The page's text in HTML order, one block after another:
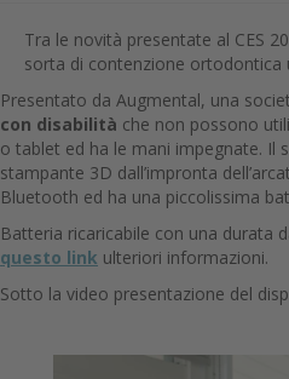
Tra le novità presentate al CES
sorta di contenzione ortodontica
Presentato da Augmental, una
con disabilità che non possono
o tablet ed ha le mani impegnate. Il
stampante 3D dall’impronta
Bluetooth ed ha una piccolissima
Batteria ricaricabile con una durata
questo link ulteriori informazioni.
Sotto la video presentazione del